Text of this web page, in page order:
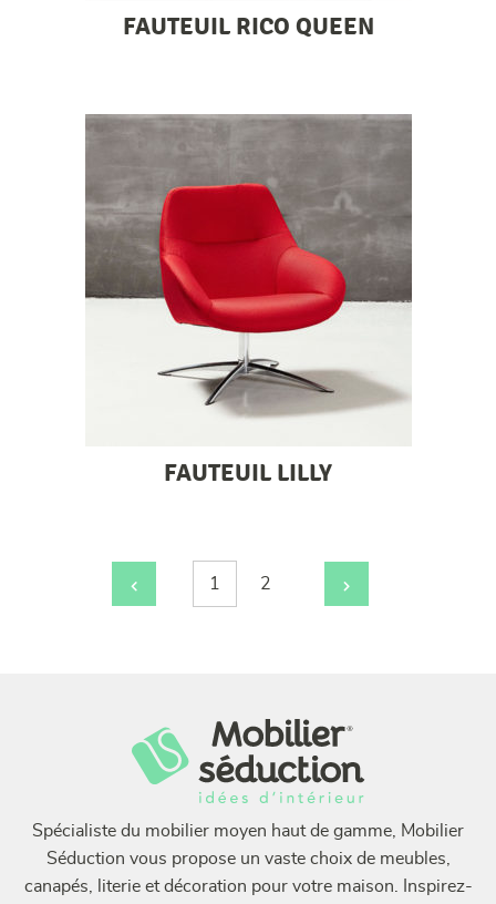
FAUTEUIL RICO QUEEN
FAUTEUIL LILLY
Navigation
1 Page
2
Spécialiste du mobilier moyen haut de gamme, Mobilier
Séduction vous propose un vaste choix de meubles,
canapés, literie et décoration pour votre maison. Inspirez-